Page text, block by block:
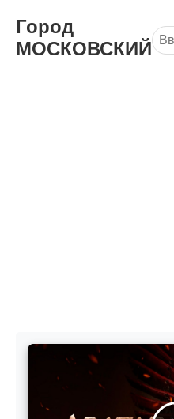
Город
МОСКОВСКИЙ